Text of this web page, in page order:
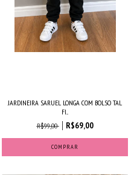
JARDINEIRA SARUEL LONGA COM BOLSO TAL
FI...
R$99,00
R$69,00
COMPRAR